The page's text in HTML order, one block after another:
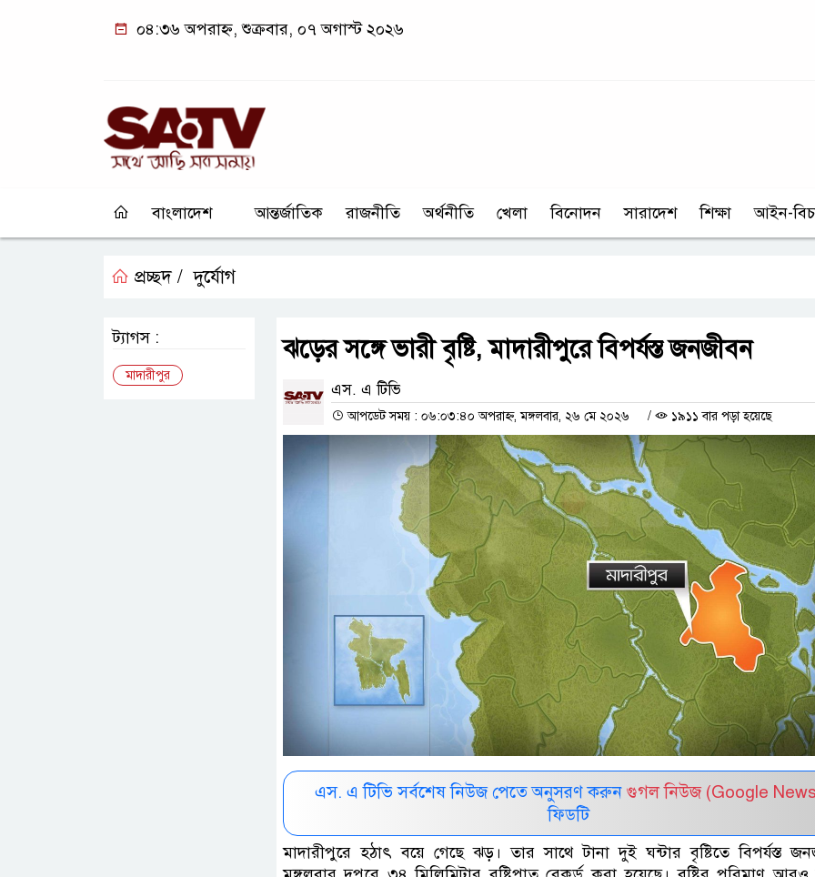
০৪:৩৬ অপরাহ্ন, শুক্রবার, ০৭ অগাস্ট ২০২৬
বাংলাদেশ আন্তর্জাতিক রাজনীতি অর্থনীতি খেলা বিনোদন সারাদেশ শিক্ষা আইন-
প্রচ্ছদ / দুর্যোগ
ঝড়ের সঙ্গে ভারী বৃষ্টি, মাদারীপুরে বিপর্যস্ত জনজীবন
এস. এ টিভি
আপডেট সময় : ০৬:০৩:৪০ অপরাহ্ন, মঙ্গলবার, ২৬ মে ২০২৬ / ১৯১১ বার পড়া হয়েছে
এস. এ টিভি সর্বশেষ নিউজ পেতে অনুসরণ করুন গুগল নিউজ (Google
ফিডটি
মাদারীপুরে হঠাৎ বয়ে গেছে ঝড়। তার সাথে টানা দুই ঘন্টার বৃষ্টিতে বিপর্যস্ত
ট্যাগস :
মাদারীপুর